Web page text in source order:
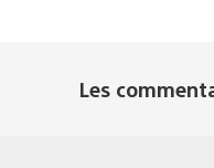
Les